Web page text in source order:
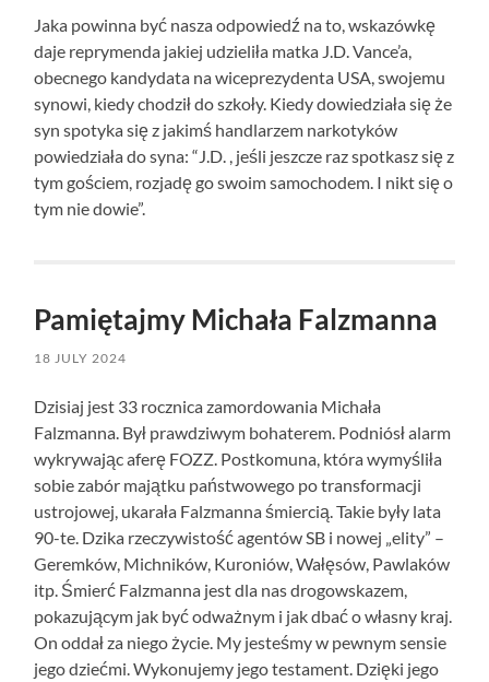
Jaka powinna być nasza odpowiedź na to, wskazówkę
daje reprymenda jakiej udzieliła matka J.D. Vance’a,
obecnego kandydata na wiceprezydenta USA, swojemu
synowi, kiedy chodził do szkoły. Kiedy dowiedziała się że
syn spotyka się z jakimś handlarzem narkotyków
powiedziała do syna: “J.D. , jeśli jeszcze raz spotkasz się z
tym gościem, rozjadę go swoim samochodem. I nikt się o
tym nie dowie”.
Pamiętajmy Michała Falzmanna
18 JULY 2024
Dzisiaj jest 33 rocznica zamordowania Michała
Falzmanna. Był prawdziwym bohaterem. Podniósł alarm
wykrywając aferę FOZZ. Postkomuna, która wymyśliła
sobie zabór majątku państwowego po transformacji
ustrojowej, ukarała Falzmanna śmiercią. Takie były lata
90-te. Dzika rzeczywistość agentów SB i nowej „elity” –
Geremków, Michników, Kuroniów, Wałęsów, Pawlaków
itp. Śmierć Falzmanna jest dla nas drogowskazem,
pokazującym jak być odważnym i jak dbać o własny kraj.
On oddał za niego życie. My jesteśmy w pewnym sensie
jego dziećmi. Wykonujemy jego testament. Dzięki jego